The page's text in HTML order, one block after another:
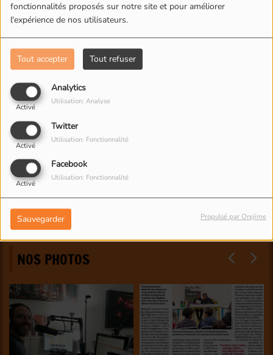
fonctionnalités proposés sur notre site et pour améliorer
l'expérience de nos utilisateurs.
Tout accepter Tout refuser
Analytics
Activé
Utilisation: Analyse
Twitter
Activé
Utilisation: Fonctionnalité
Facebook
Activé
Utilisation: Fonctionnalité
Sauvegarder Propulsé par Orejime
NOS PHOTOS